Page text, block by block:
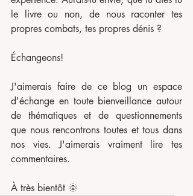
le livre ou non, de nous raconter tes
propres combats, tes propres dénis ?
Échangeons!
J'aimerais faire de ce blog un espace
d'échange en toute bienveillance autour
de thématiques et de questionnements
que nous rencontrons toutes et tous dans
nos vies. J'aimerais vraiment lire tes
commentaires.
À très bientôt 🌞